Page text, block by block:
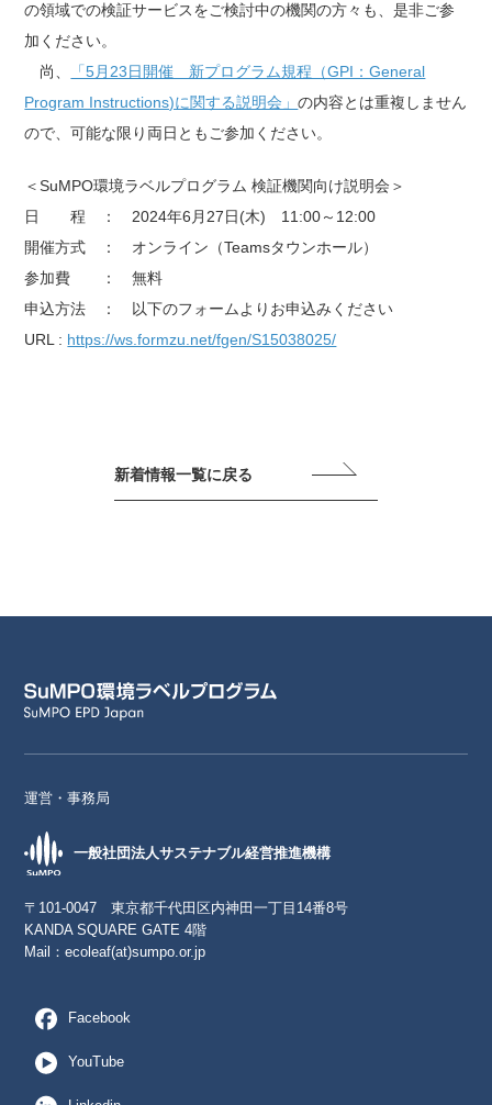
の領域での検証サービスをご検討中の機関の方々も、是非ご参
加ください。
尚、
「5月23日開催 新プログラム規程（GPI：General
Program Instructions)に関する説明会」の内容とは重複しません
ので、可能な限り両日ともご参加ください。
＜SuMPO環境ラベルプログラム 検証機関向け説明会＞
日 程 ： 2024年6月27日(木) 11:00～12:00
開催方式 ： オンライン（Teamsタウンホール）
参加費 ： 無料
申込方法 ： 以下のフォームよりお申込みください
URL : https://ws.formzu.net/fgen/S15038025/
新着情報一覧に戻る
運営・事務局
一般社団法人サステナブル経営推進機構
〒101-0047 東京都千代田区内神田一丁目14番8号
KANDA SQUARE GATE 4階
Mail：ecoleaf(at)sumpo.or.jp
Facebook
YouTube